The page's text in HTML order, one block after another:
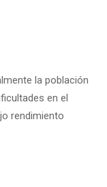
la población
en el
rendimiento